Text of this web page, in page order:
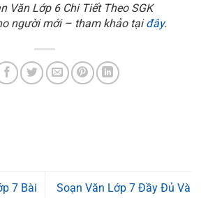
Văn Lớp 6 Chi Tiết Theo SGK
người mới – tham khảo tạiđây.
7 Bài
Soạn Văn Lớp 7 Đầy Đủ Và